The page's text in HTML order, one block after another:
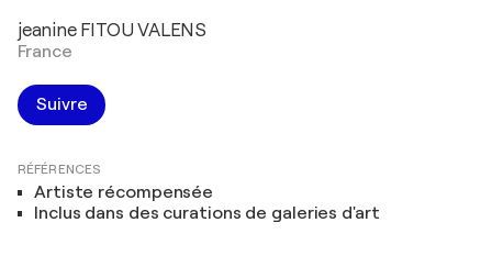
jeanine FITOU VALENS
France
Suivre
RÉFÉRENCES
Artiste récompensée
Inclus dans des curations de galeries d'art